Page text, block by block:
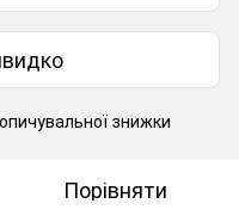
знижки
Порівняти